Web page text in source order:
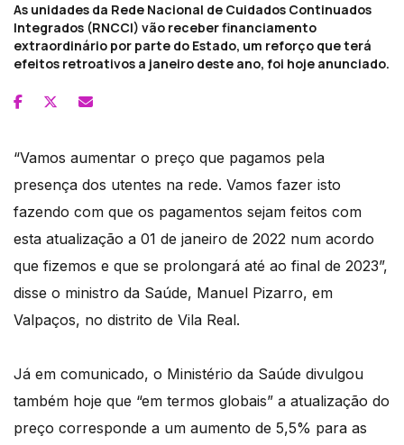
As unidades da Rede Nacional de Cuidados Continuados
Integrados (RNCCI) vão receber financiamento
extraordinário por parte do Estado, um reforço que terá
efeitos retroativos a janeiro deste ano, foi hoje anunciado.
“Vamos aumentar o preço que pagamos pela
presença dos utentes na rede. Vamos fazer isto
fazendo com que os pagamentos sejam feitos com
esta atualização a 01 de janeiro de 2022 num acordo
que fizemos e que se prolongará até ao final de 2023”,
disse o ministro da Saúde, Manuel Pizarro, em
Valpaços, no distrito de Vila Real.
Já em comunicado, o Ministério da Saúde divulgou
também hoje que “em termos globais” a atualização do
preço corresponde a um aumento de 5,5% para as